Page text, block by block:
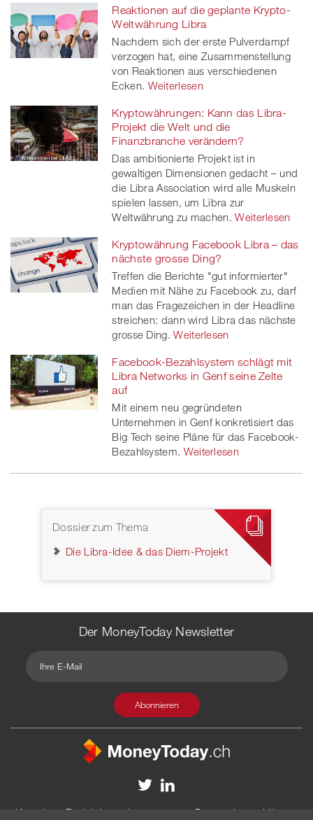
Reaktionen auf die geplante Krypto-
Weltwährung Libra
Nachdem sich der erste Pulverdampf
verzogen hat, eine Zusammenstellung
von Reaktionen aus verschiedenen
Ecken. Weiterlesen
Kryptowährungen: Kann das Libra-
Projekt die Welt und die
Finanzbranche verändern?
Das ambitionierte Projekt ist in
gewaltigen Dimensionen gedacht – und
die Libra Association wird alle Muskeln
spielen lassen, um Libra zur
Weltwährung zu machen. Weiterlesen
Kryptowährung Facebook Libra – das
nächste grosse Ding?
Treffen die Berichte "gut informierter"
Medien mit Nähe zu Facebook zu, darf
man das Fragezeichen in der Headline
streichen: dann wird Libra das nächste
grosse Ding. Weiterlesen
Facebook-Bezahlsystem schlägt mit
Libra Networks in Genf seine Zelte
auf
Mit einem neu gegründeten
Unternehmen in Genf konkretisiert das
Big Tech seine Pläne für das Facebook-
Bezahlsystem. Weiterlesen
Dossier zum Thema
Die Libra-Idee & das Diem-Projekt
Der MoneyToday Newsletter
Kontakt Redaktion Impressum Datenschutzerklärung